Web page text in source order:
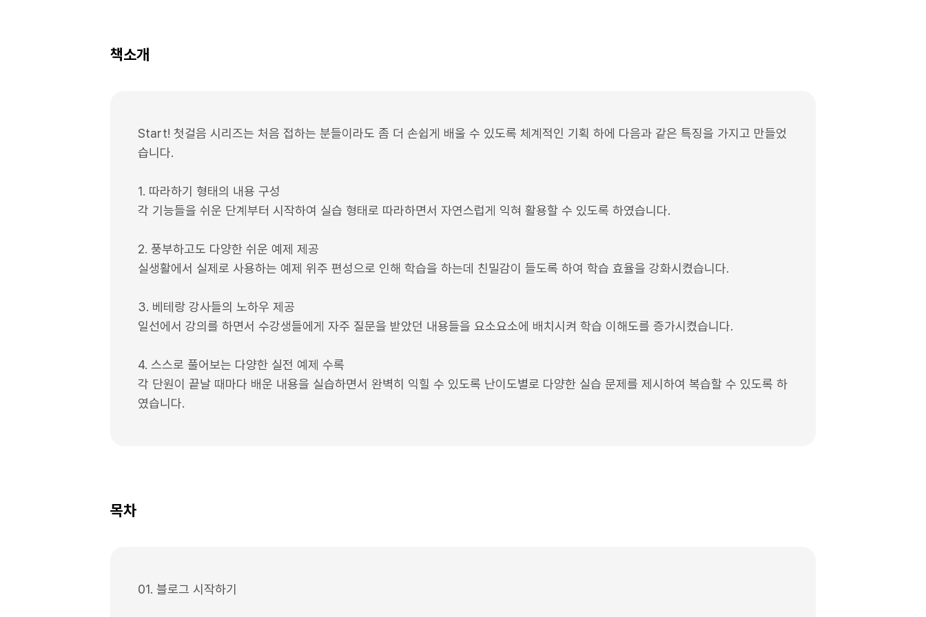
책소개
Start! 첫걸음 시리즈는 처음 접하는 분들이라도 좀 더 손쉽게 배울 수 있도록 체계적인 기획 하에 다음과 같은 특징을 가지고 만들었
습니다.
1. 따라하기 형태의 내용 구성
각 기능들을 쉬운 단계부터 시작하여 실습 형태로 따라하면서 자연스럽게 익혀 활용할 수 있도록 하였습니다.
2. 풍부하고도 다양한 쉬운 예제 제공
실생활에서 실제로 사용하는 예제 위주 편성으로 인해 학습을 하는데 친밀감이 들도록 하여 학습 효율을 강화시켰습니다.
3. 베테랑 강사들의 노하우 제공
일선에서 강의를 하면서 수강생들에게 자주 질문을 받았던 내용들을 요소요소에 배치시켜 학습 이해도를 증가시켰습니다.
4. 스스로 풀어보는 다양한 실전 예제 수록
각 단원이 끝날 때마다 배운 내용을 실습하면서 완벽히 익힐 수 있도록 난이도별로 다양한 실습 문제를 제시하여 복습할 수 있도록 하
였습니다.
목차
01. 블로그 시작하기